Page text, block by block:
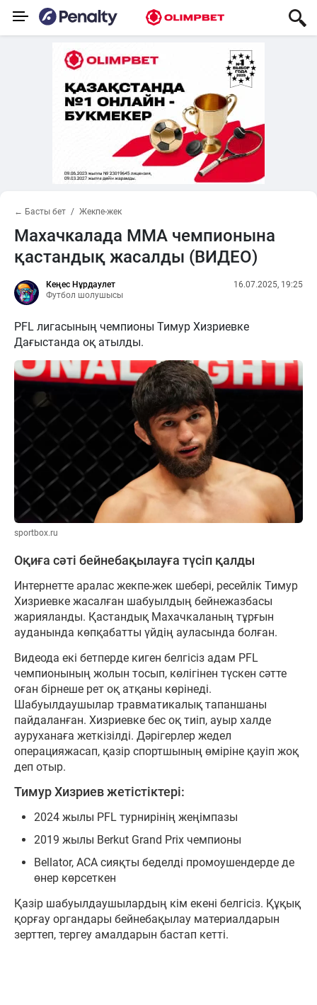
← Басты бет Жекпе-жек
Махачкалада MMA чемпионына
қастандық жасалды (ВИДЕО)
Кеңес Нұрдаулет
Футбол шолушысы
16.07.2025, 19:25
PFL лигасының чемпионы Тимур Хизриевке
Дағыстанда оқ атылды.
sportbox.ru
Оқиға сәті бейнебақылауға түсіп қалды
Интернетте аралас жекпе-жек шебері, ресейлік Тимур
Хизриевке жасалған шабуылдың бейнежазбасы
жарияланды. Қастандық Махачкаланың тұрғын
ауданында көпқабатты үйдің ауласында болған.
Видеода екі бетперде киген белгісіз адам PFL
чемпионының жолын тосып, көлігінен түскен сәтте
оған бірнеше рет оқ атқаны көрінеді.
Шабуылдаушылар травматикалық тапаншаны
пайдаланған. Хизриевке бес оқ тиіп, ауыр халде
ауруханаға жеткізілді. Дәрігерлер жедел
операцияжасап, қазір спортшының өміріне қауіп жоқ
деп отыр.
Тимур Хизриев жетістіктері:
2024 жылы PFL турнирінің жеңімпазы
2019 жылы Berkut Grand Prix чемпионы
Bellator, ACA сияқты беделді промоушендерде де
өнер көрсеткен
Қазір шабуылдаушылардың кім екені белгісіз. Құқық
қорғау органдары бейнебақылау материалдарын
зерттеп, тергеу амалдарын бастап кетті.